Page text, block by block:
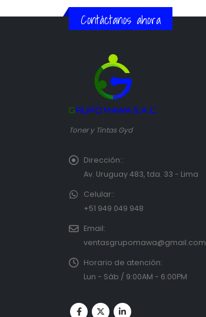
Contáctanos ahora
Toner y Tintas Gyd
Dirección::
Av. Uruguay 483, tda. 33 - Lima
Celular::
+51 949 049 948
Email:
ventasgrupomawa@gmail.com
Horario de atención:
Lun - Sáb / 9:00AM - 6:00PM